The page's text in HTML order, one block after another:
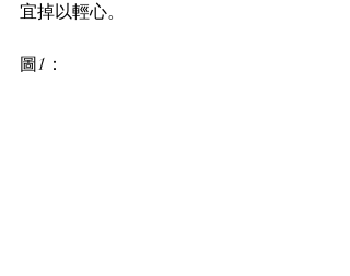
宜掉以輕心。
圖1：